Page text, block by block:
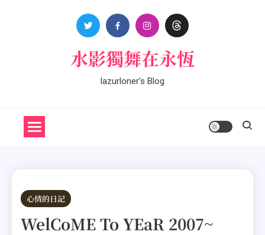
水影獨舞在永恆
lazurloner’s Blog
心情的日記
WelCoME To YEaR 2007~